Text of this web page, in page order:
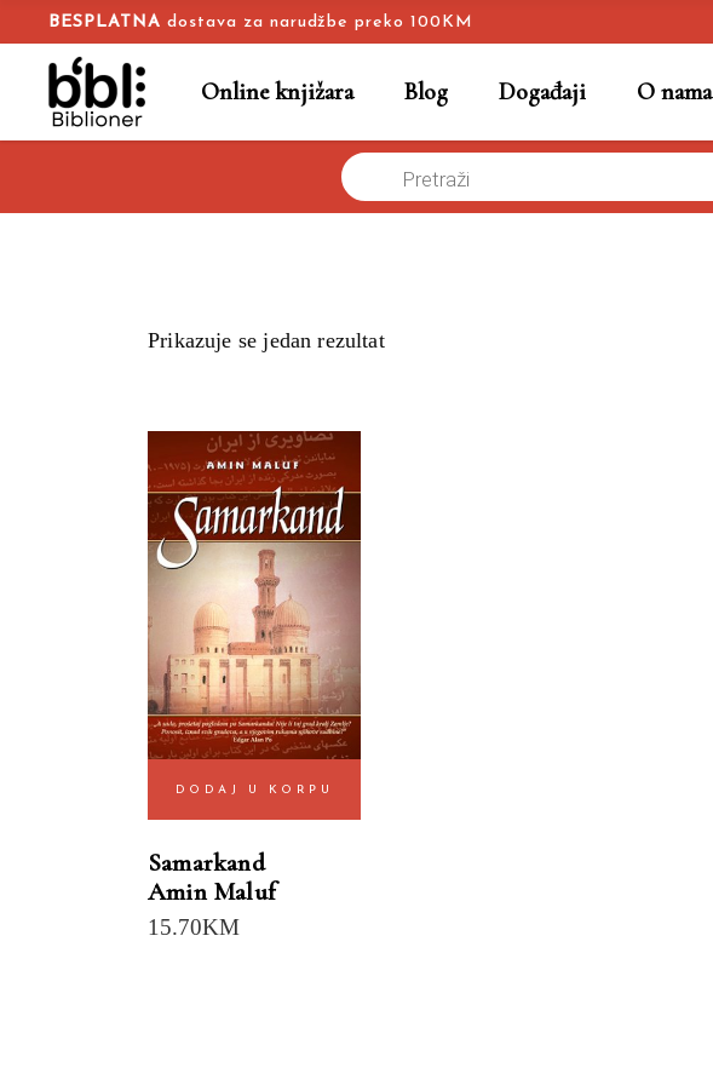
BESPLATNA dostava za narudžbe preko 100KM
Online knjižara Blog Događaji O nama
persijska istorija
Products
search
Prikazuje se jedan rezultat
DODAJ U KORPU
Samarkand
Amin Maluf
15.70KM